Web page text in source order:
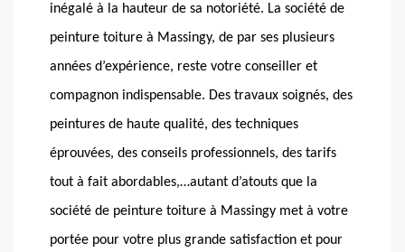
inégalé à la hauteur de sa notoriété. La société de
peinture toiture à Massingy, de par ses plusieurs
années d’expérience, reste votre conseiller et
compagnon indispensable. Des travaux soignés, des
peintures de haute qualité, des techniques
éprouvées, des conseils professionnels, des tarifs
tout à fait abordables,…autant d’atouts que la
société de peinture toiture à Massingy met à votre
portée pour votre plus grande satisfaction et pour